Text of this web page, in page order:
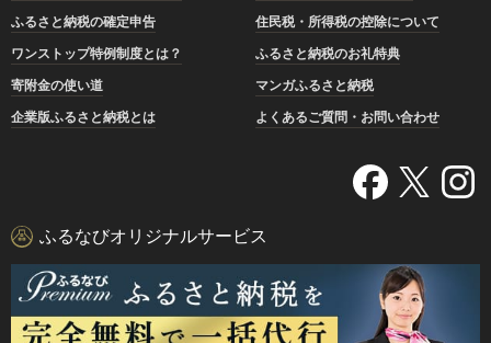
ふるさと納税の確定申告
住民税・所得税の控除について
ワンストップ特例制度とは？
ふるさと納税のお礼特典
寄附金の使い道
マンガふるさと納税
企業版ふるさと納税とは
よくあるご質問・お問い合わせ
ふるなびオリジナルサービス